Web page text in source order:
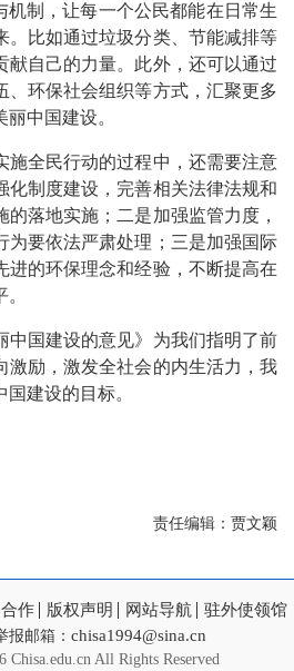
机制，让每一个公民都能在日常生
。比如通过垃圾分类、节能减排等
献自己的力量。此外，还可以通过
、环保社会组织等方式，汇聚更多
中国建设。
全民行动的过程中，还需要注意
化制度建设，完善相关法律法规和
落地实施；二是加强监管力度，
为要依法严肃处理；三是加强国际
进的环保理念和经验，不断提高在
国建设的意见》为我们指明了前
激励，激发全社会的内生活力，我
建设的目标。
责任编辑：贾文颖
作 版权声明 网站导航 驻外使领馆
报邮箱： chisa1994@sina.cn
Chisa.edu.cn All Rights Reserved